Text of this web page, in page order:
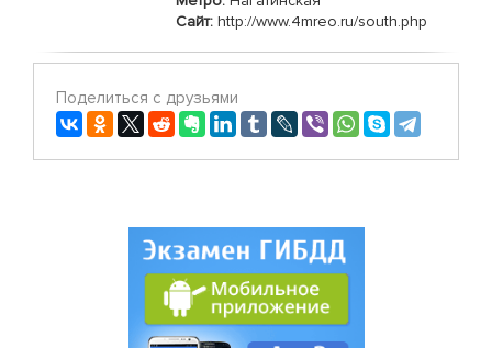
Сайт: http://www.4mreo.ru/south.php
Поделиться с друзьями